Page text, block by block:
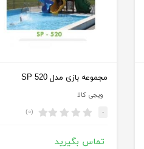
مجموعه بازی مدل SP 520
ویجی کالا
- (۰)
تماس بگیرید